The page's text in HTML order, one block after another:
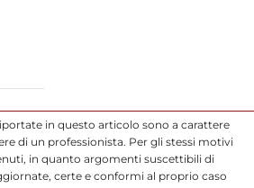
in questo articolo sono a carattere
di un professionista. Per gli stessi motivi
in quanto argomenti suscettibili di
certe e conformi al proprio caso